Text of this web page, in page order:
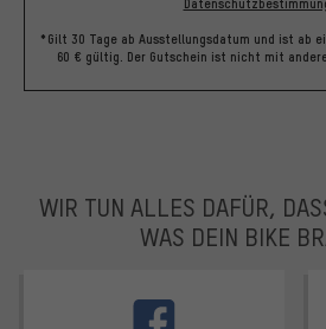
*Gilt 30 Tage ab Ausstellungsdatum und ist ab
60 € gültig. Der Gutschein ist nicht mit
WIR TUN ALLES DAFÜR,
WAS DEIN BIKE